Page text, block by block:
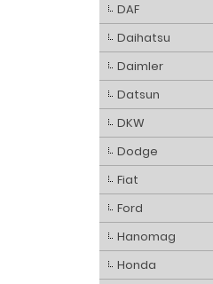
DAF
Daihatsu
Daimler
Datsun
DKW
Dodge
Fiat
Ford
Hanomag
Honda